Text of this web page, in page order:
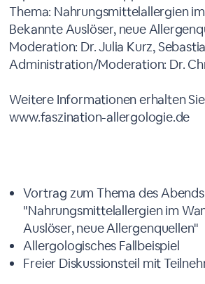
Thema: Nahrungsmittelallergien
Bekannte Auslöser, neue
Moderation: Dr. Julia Kurz,
Administration/Moderation: Dr.
Weitere Informationen erhalten
www.faszination-allergologie.de
Vortrag zum Thema des Abends
"Nahrungsmittelallergien im
Auslöser, neue Allergenquellen"
Allergologisches Fallbeispiel
Freier Diskussionsteil mit